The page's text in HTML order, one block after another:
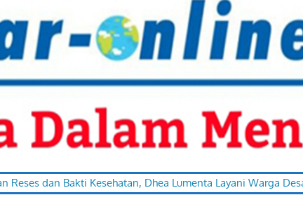
Bakti Kesehatan, Dhea Lumenta Layani Warga Desa Totabuan